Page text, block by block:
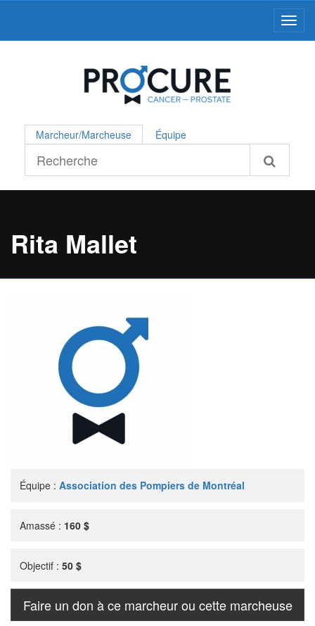
Marcheur/Marcheuse Équipe
Rita Mallet
Équipe :Association des Pompiers de Montréal
Amassé : 160 $
Objectif :50 $
Faire un don à ce marcheur ou cette marcheuse